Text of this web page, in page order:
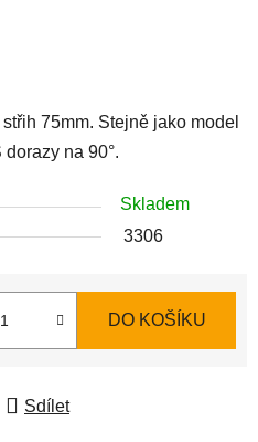
75mm. Stejně jako model
na 90°.
Skladem
3306
DO KOŠÍKU
Sdílet